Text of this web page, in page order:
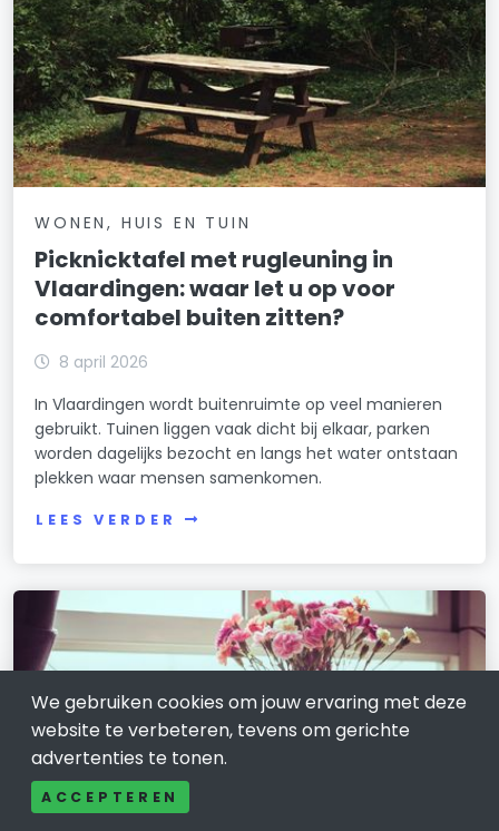
WONEN, HUIS EN TUIN
Picknicktafel met rugleuning in
Vlaardingen: waar let u op voor
comfortabel buiten zitten?
8 april 2026
In Vlaardingen wordt buitenruimte op veel manieren
gebruikt. Tuinen liggen vaak dicht bij elkaar, parken
worden dagelijks bezocht en langs het water ontstaan
plekken waar mensen samenkomen.
LEES VERDER
We gebruiken cookies om jouw ervaring met deze
website te verbeteren, tevens om gerichte
advertenties te tonen.
ACCEPTEREN